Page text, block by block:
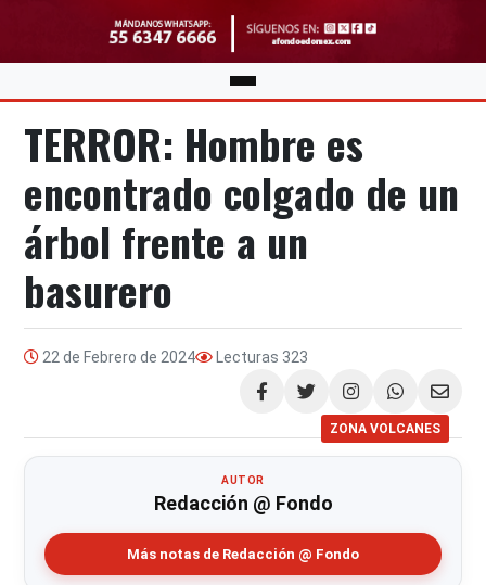
TERROR: Hombre es
encontrado colgado de un
árbol frente a un
basurero
22 de Febrero de 2024 Lecturas 323
Compartir
ZONA VOLCANES
AUTOR
Redacción @ Fondo
Más notas de Redacción @ Fondo